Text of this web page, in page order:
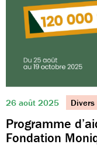
26 août 2025 Divers
Programme
Fondation